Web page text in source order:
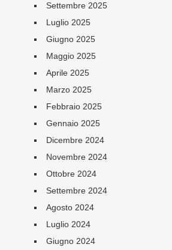
Settembre 2025
Luglio 2025
Giugno 2025
Maggio 2025
Aprile 2025
Marzo 2025
Febbraio 2025
Gennaio 2025
Dicembre 2024
Novembre 2024
Ottobre 2024
Settembre 2024
Agosto 2024
Luglio 2024
Giugno 2024